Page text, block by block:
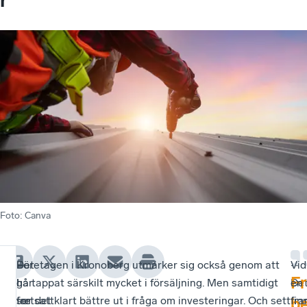
Foto: Canva
Det
går
fortsatt
–
I
tre
Företagen i Kronoberg utmärker sig också genom att
ha tappat särskilt mycket i försäljning. Men samtidigt
ser det klart bättre ut i fråga om investeringar. Och sett
–
Vid
en